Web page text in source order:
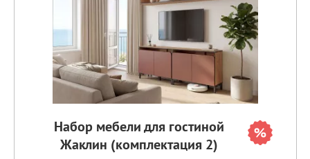
Набор мебели для гостиной
Жаклин (комплектация 2)